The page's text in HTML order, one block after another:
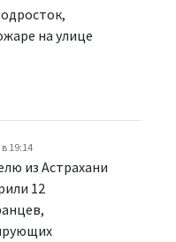
на улице
19:14
из Астрахани
12